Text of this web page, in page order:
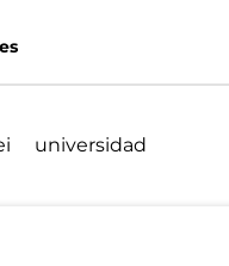
universidad